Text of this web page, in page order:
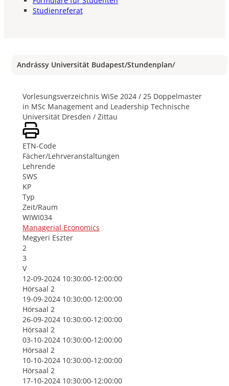
Studienreferat
Andrássy Universität Budapest/Stundenplan/
Vorlesungsverzeichnis WiSe 2024 / 25 Doppelmaster
in MSc Management and Leadership Technische
Universität Dresden / Zittau
ETN-Code
Fächer/Lehrveranstaltungen
Lehrende
SWS
KP
Typ
Zeit/Raum
WIWI034
Managerial Economics
Megyeri Eszter
2
3
V
12-09-2024 10:30:00-12:00:00
Hörsaal 2
19-09-2024 10:30:00-12:00:00
Hörsaal 2
26-09-2024 10:30:00-12:00:00
Hörsaal 2
03-10-2024 10:30:00-12:00:00
Hörsaal 2
10-10-2024 10:30:00-12:00:00
Hörsaal 2
17-10-2024 10:30:00-12:00:00